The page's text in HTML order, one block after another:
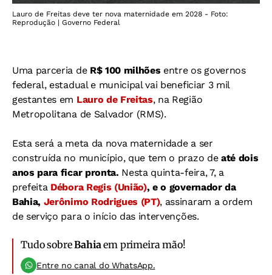
Lauro de Freitas deve ter nova maternidade em 2028 - Foto:
Reprodução | Governo Federal
Uma parceria de R$ 100 milhões entre os governos
federal, estadual e municipal vai beneficiar 3 mil
gestantes em Lauro de Freitas, na Região
Metropolitana de Salvador (RMS).
Esta será a meta da nova maternidade a ser
construída no município, que tem o prazo de até dois
anos para ficar pronta. Nesta quinta-feira, 7, a
prefeita Débora Regis (União), e o governador da
Bahia, Jerônimo Rodrigues (PT), assinaram a ordem
de serviço para o início das intervenções.
Tudo sobreBahiaem primeira mão!
Entre no canal do WhatsApp.